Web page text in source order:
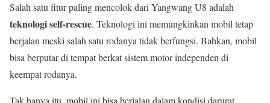
Salah satu fitur paling mencolok dari Yangwang U8 adalah
teknologi self-rescue. Teknologi ini memungkinkan mobil tetap
berjalan meski salah satu rodanya tidak berfungsi. Bahkan, mobil
bisa berputar di tempat berkat sistem motor independen di
keempat rodanya.